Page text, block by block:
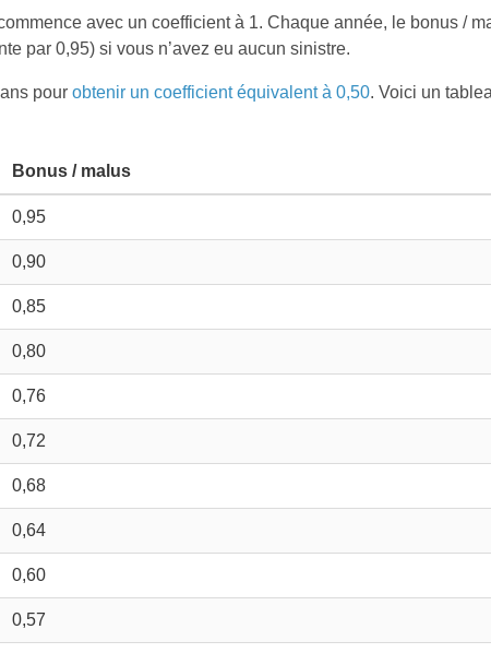
avec un coefficient à 1. Chaque année, le bonus /
par 0,95) si vous n’avez eu aucun sinistre.
pour obtenir un coefficient équivalent à 0,50. Voici un
Bonus / malus
0,95
0,90
0,85
0,80
0,76
0,72
0,68
0,64
0,60
0,57